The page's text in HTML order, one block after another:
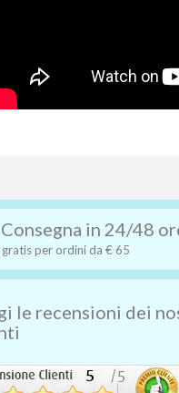
Consegna in 24/48
gratis per ordini da € 65
le recensioni dei